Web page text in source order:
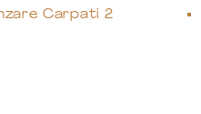
Carpati 2